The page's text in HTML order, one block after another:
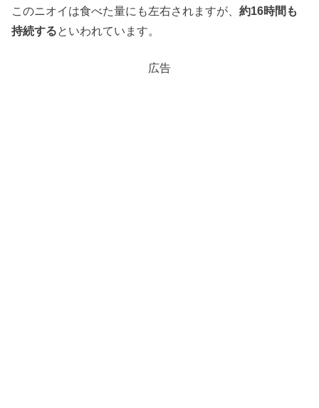
このニオイは食べた量にも左右されますが、約16時間も
持続するといわれています。
広告